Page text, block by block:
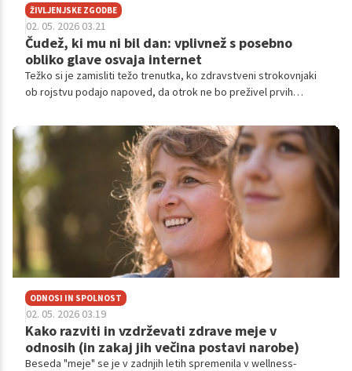
ŽIVLJENJSKE ZGODBE
02. 05. 2026 03.21
Čudež, ki mu ni bil dan: vplivnež s posebno
obliko glave osvaja internet
Težko si je zamisliti težo trenutka, ko zdravstveni strokovnjaki
ob rojstvu podajo napoved, da otrok ne bo preživel prvih
ODNOSI IN SPOLNOST
02. 05. 2026 03.19
Kako razviti in vzdrževati zdrave meje v
odnosih (in zakaj jih večina postavi narobe)
Beseda "meje" se je v zadnjih letih spremenila v wellness-